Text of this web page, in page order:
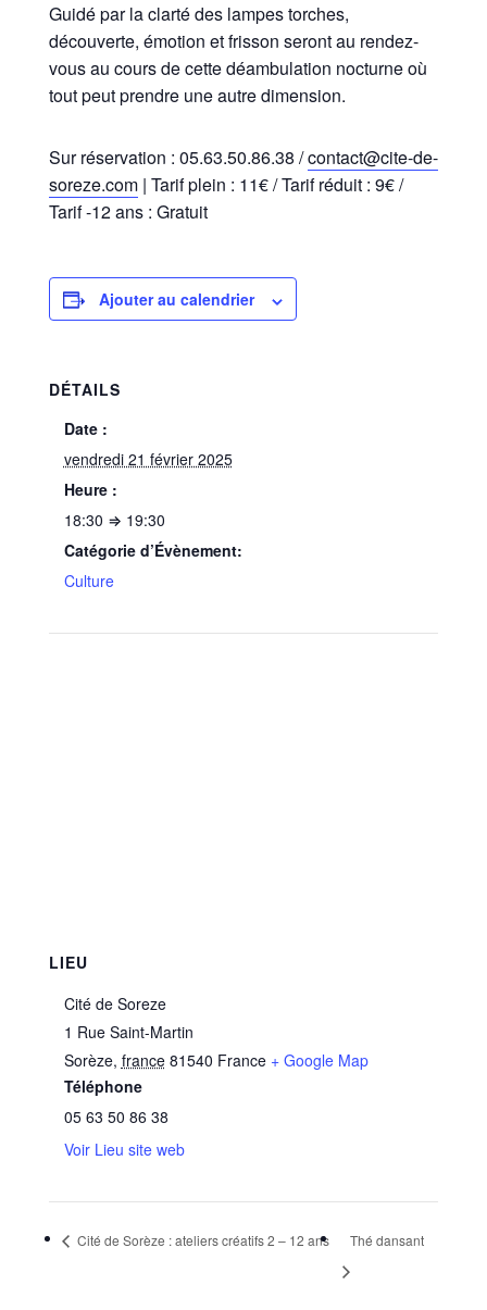
Guidé par la clarté des lampes torches,
découverte, émotion et frisson seront au rendez-
vous au cours de cette déambulation nocturne où
tout peut prendre une autre dimension.
Sur réservation : 05.63.50.86.38 /contact@cite-de-
soreze.com| Tarif plein : 11€ / Tarif réduit : 9€ /
Tarif -12 ans : Gratuit
Ajouter au calendrier
DÉTAILS
Date :
vendredi 21 février 2025
Heure :
18:30 ⇒ 19:30
Catégorie d’Évènement:
Culture
LIEU
Cité de Soreze
1 Rue Saint-Martin
Sorèze, france 81540 France + Google Map
Téléphone
05 63 50 86 38
Voir Lieu site web
Cité de Sorèze : ateliers créatifs 2 – 12 ans Thé dansant